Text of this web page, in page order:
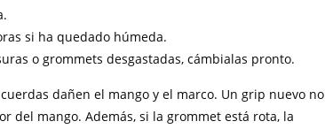
si ha quedado húmeda.
o grommets desgastadas, cámbialas pronto.
dañen el mango y el marco. Un grip nuevo no
del mango. Además, si la grommet está rota, la